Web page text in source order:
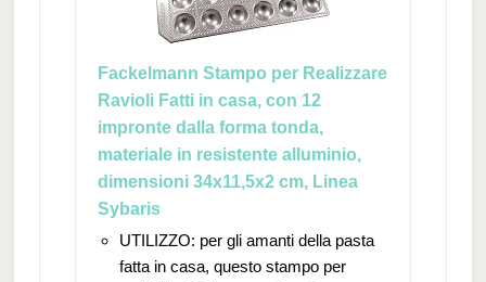
Fackelmann Stampo per Realizzare
Ravioli Fatti in casa, con 12
impronte dalla forma tonda,
materiale in resistente alluminio,
dimensioni 34x11,5x2 cm, Linea
Sybaris
UTILIZZO: per gli amanti della pasta
fatta in casa, questo stampo per